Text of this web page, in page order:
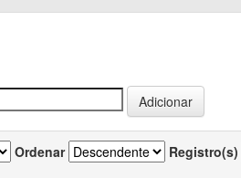
Ordenar Registro(s)